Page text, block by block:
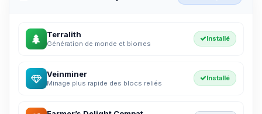
Terralith
Génération de monde et biomes
Installé
Veinminer
Minage plus rapide des blocs reliés
Installé